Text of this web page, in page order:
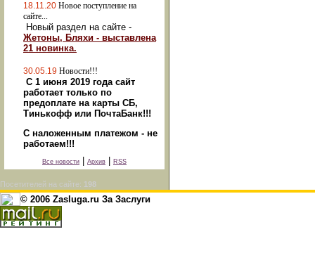
18.11.20 Новое поступление на
сайте...
Новый раздел на сайте -
Жетоны, Бляхи - выставлена
21 новинка.
30.05.19 Новости!!!
С 1 июня 2019 года сайт
работает только по
предоплате на карты СБ,
Тинькофф или ПочтаБанк!!!
С наложенным платежом - не
работаем!!!
Все новости Архив RSS
Посетителей на сайте: 198
© 2006 Zasluga.ru За Заслуги